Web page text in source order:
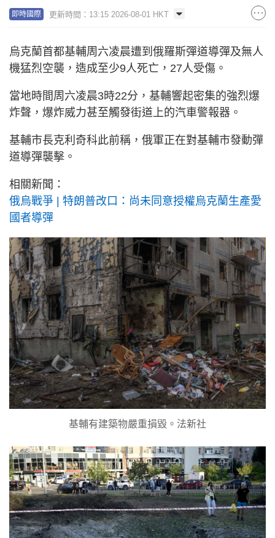
即時國際 更新時間：13:15 2026-08-01 HKT
烏克蘭首都基輔周六凌晨遭到俄羅斯彈道導彈及無人
機猛烈空襲，造成至少9人死亡，27人受傷。
當地時間周六凌晨3時22分，基輔響起密集的強烈爆
炸聲，爆炸威力甚至觸發街道上的汽車警報器。
基輔市長克利奇科此前稱，俄軍正在對基輔市發動彈
道導彈襲擊。
相關新聞：
俄烏戰爭 | 特朗普改口：尚未同意授權烏克蘭生產愛
國者導彈
基輔有建築物嚴重損毀。法新社